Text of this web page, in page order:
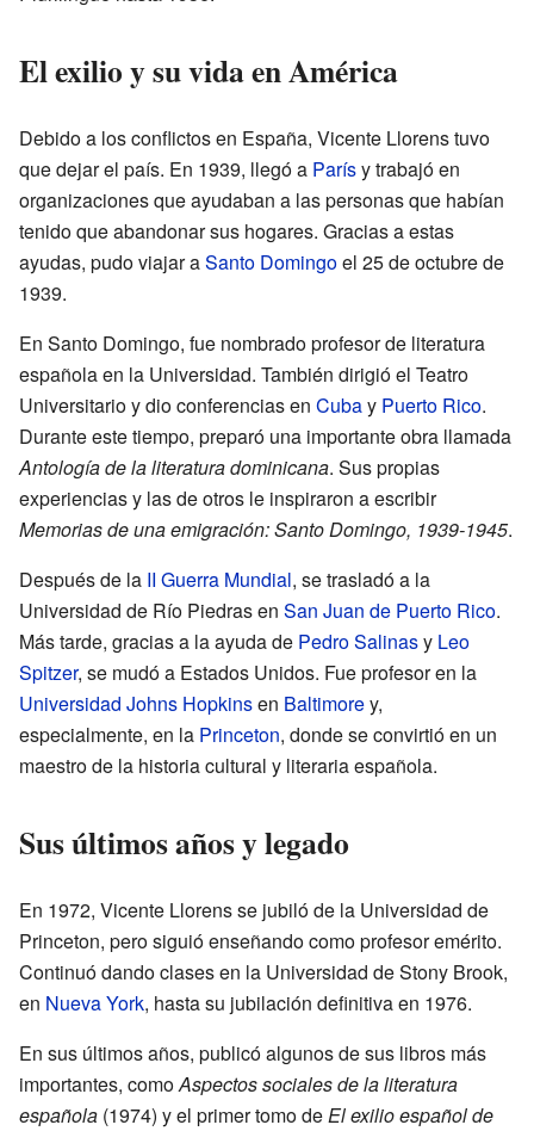
El exilio y su vida en América
Debido a los conflictos en España, Vicente Llorens tuvo
que dejar el país. En 1939, llegó a Parísy trabajó en
organizaciones que ayudaban a las personas que habían
tenido que abandonar sus hogares. Gracias a estas
ayudas, pudo viajar aSanto Domingoel 25 de octubre de
1939.
En Santo Domingo, fue nombrado profesor de literatura
española en la Universidad. También dirigió el Teatro
Universitario y dio conferencias en Cubay Puerto Rico.
Durante este tiempo, preparó una importante obra llamada
Antología de la literatura dominicana. Sus propias
experiencias y las de otros le inspiraron a escribir
Memorias de una emigración: Santo Domingo, 1939-1945.
Después de la II Guerra Mundial, se trasladó a la
Universidad de Río Piedras en San Juan de Puerto Rico.
Más tarde, gracias a la ayuda de Pedro Salinasy Leo
Spitzer, se mudó a Estados Unidos. Fue profesor en la
Universidad Johns Hopkinsen Baltimorey,
especialmente, en la Princeton, donde se convirtió en un
maestro de la historia cultural y literaria española.
Sus últimos años y legado
En 1972, Vicente Llorens se jubiló de la Universidad de
Princeton, pero siguió enseñando como profesor emérito.
Continuó dando clases en la Universidad de Stony Brook,
en Nueva York, hasta su jubilación definitiva en 1976.
En sus últimos años, publicó algunos de sus libros más
importantes, comoAspectos sociales de la literatura
española (1974) y el primer tomo deEl exilio español de